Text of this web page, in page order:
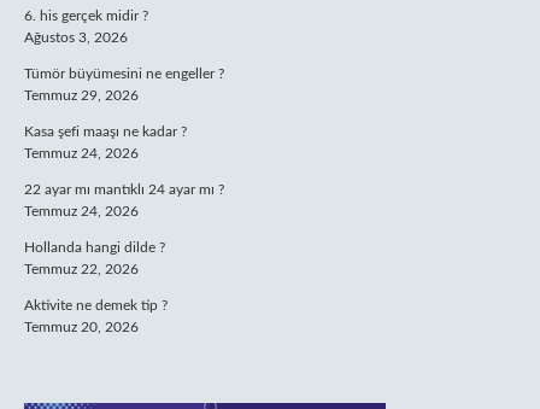
6. his gerçek midir ?
Ağustos 3, 2026
Tümör büyümesini ne engeller ?
Temmuz 29, 2026
Kasa şefi maaşı ne kadar ?
Temmuz 24, 2026
22 ayar mı mantıklı 24 ayar mı ?
Temmuz 24, 2026
Hollanda hangi dilde ?
Temmuz 22, 2026
Aktivite ne demek tip ?
Temmuz 20, 2026